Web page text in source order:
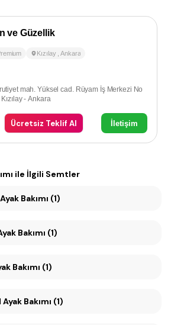
ve Güzellik
Kızılay ,Ankara
mah. Yüksel cad. Rüyam İş Merkezi No
- Ankara
Ücretsiz Teklif Al İletişim
ile İlgili Semtler
Ayak Bakımı (1)
Ayak Bakımı (1)
Ayak Bakımı (1)
Ayak Bakımı (1)